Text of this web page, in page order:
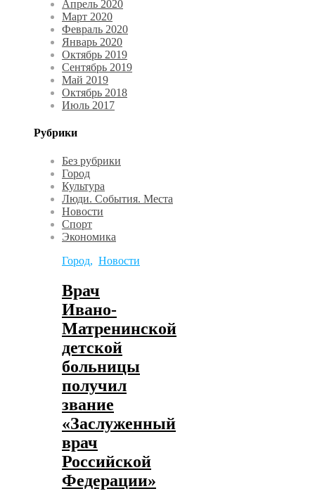
Апрель 2020
Март 2020
Февраль 2020
Январь 2020
Октябрь 2019
Сентябрь 2019
Май 2019
Октябрь 2018
Июль 2017
Рубрики
Без рубрики
Город
Культура
Люди. События. Места
Новости
Спорт
Экономика
Город, Новости
Врач
Ивано-
Матренинской
детской
больницы
получил
звание
«Заслуженный
врач
Российской
Федерации»